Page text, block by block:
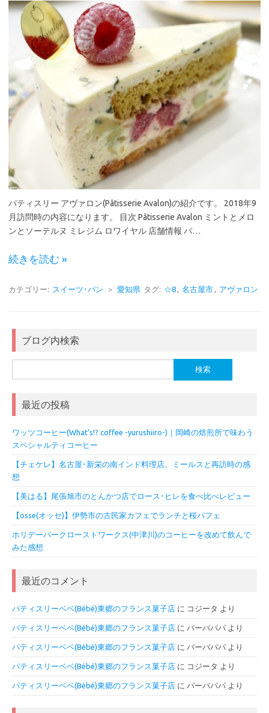
パティスリー アヴァロン(Pâtisserie Avalon)の紹介です。 2018年9
月訪問時の内容になります。 目次 Pâtisserie Avalon ミントとメロ
ンとソーテルヌ ミレジム ロワイヤル 店舗情報 パ…
続きを読む »
カテゴリー: スイーツ･パン ＞ 愛知県 タグ: ☆8, 名古屋市, アヴァロン
ブログ内検索
索:
最近の投稿
ワッツコーヒー(What’s!? coffee -yurushiiro-)｜岡崎の焙煎所で味わう
スペシャルティコーヒー
【チェケレ】名古屋･新栄の南インド料理店。ミールスと再訪時の感
想
【美はる】尾張旭市のとんかつ店でロース･ヒレを食べ比べレビュー
【osse(オッセ)】伊勢市の古民家カフェでランチと桜パフェ
ホリデーパークローストワークス(中津川)のコーヒーを改めて飲んで
みた感想
最近のコメント
パティスリーベベ(Bébé)東郷のフランス菓子店 に コジータ より
パティスリーベベ(Bébé)東郷のフランス菓子店 に バーバパパ より
パティスリーベベ(Bébé)東郷のフランス菓子店 に バーバパパ より
パティスリーベベ(Bébé)東郷のフランス菓子店 に コジータ より
パティスリーベベ(Bébé)東郷のフランス菓子店 に バーバパパ より